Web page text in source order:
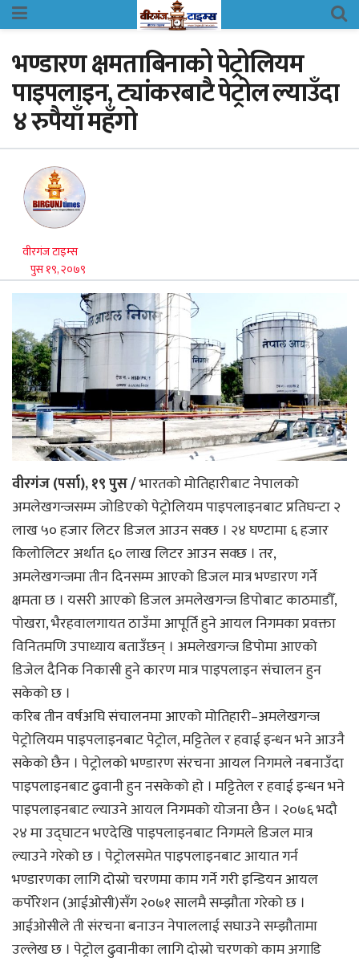
भण्डारण क्षमताबिनाको पेट्रोलियम
पाइपलाइन, ट्यांकरबाटै पेट्रोल ल्याउँदा
४ रुपैयाँ महँगो
वीरगंज टाइम्स
पुस १९, २०७९
वीरगंज (पर्सा), १९ पुस /भारतको मोतिहारीबाट नेपालको
अमलेखगन्जसम्म जोडिएको पेट्रोलियम पाइपलाइनबाट प्रतिघन्टा २
लाख ५० हजार लिटर डिजल आउन सक्छ । २४ घण्टामा ६ हजार
किलोलिटर अर्थात ६० लाख लिटर आउन सक्छ । तर,
अमलेखगन्जमा तीन दिनसम्म आएको डिजल मात्र भण्डारण गर्ने
क्षमता छ । यसरी आएको डिजल अमलेखगन्ज डिपोबाट काठमाडौँ,
पोखरा, भैरहवालगायत ठाउँमा आपूर्ति हुने आयल निगमका प्रवक्ता
विनितमणि उपाध्याय बताउँछन् । अमलेखगन्ज डिपोमा आएको
डिजेल दैनिक निकासी हुने कारण मात्र पाइपलाइन संचालन हुन
सकेको छ ।
करिब तीन वर्षअघि संचालनमा आएको मोतिहारी–अमलेखगन्ज
पेट्रोलियम पाइपलाइनबाट पेट्रोल, मट्टितेल र हवाई इन्धन भने आउनै
सकेको छैन । पेट्रोलको भण्डारण संरचना आयल निगमले नबनाउँदा
पाइपलाइनबाट ढुवानी हुन नसकेको हो । मट्टितेल र हवाई इन्धन भने
पाइपलाइनबाट ल्याउने आयल निगमको योजना छैन । २०७६ भदौ
२४ मा उद्घाटन भएदेखि पाइपलाइनबाट निगमले डिजल मात्र
ल्याउने गरेको छ । पेट्रोलसमेत पाइपलाइनबाट आयात गर्न
भण्डारणका लागि दोस्रो चरणमा काम गर्ने गरी इन्डियन आयल
कर्पोरेशन (आईओसी)सँग २०७१ सालमै सम्झौता गरेको छ ।
आईओसीले ती संरचना बनाउन नेपाललाई सघाउने सम्झौतामा
उल्लेख छ । पेट्रोल ढुवानीका लागि दोस्रो चरणको काम अगाडि